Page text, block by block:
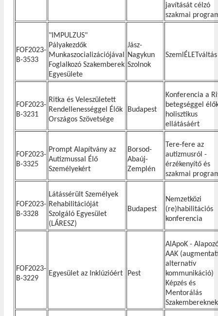
javítását célzó
szakmai
FOF2023-
B-3533
"IMPULZUS"
Pályakezdők
Munkaszocializációjával
Foglalkozó Szakemberek
Egyesülete
Jász-
Nagykun
Szolnok
SzemlÉLETváltás
FOF2023-
B-3231
Ritka és Veleszületett
Rendellenességgel Élők
Országos Szövetsége
Budapest
Konferencia a
betegséggel
holisztikus
ellátásáért
FOF2023-
B-3325
Prompt Alapítvány az
Autizmussal Élő
Személyekért
Borsod-
Abaúj-
Zemplén
Tere-fere az
autizmusról -
érzékenyítő és
szakmai
FOF2023-
B-3328
Látássérült Személyek
Rehabilitációját
Szolgáló Egyesület
(LÁRESZ)
Budapest
Nemzetközi
(re)habilitációs
konferencia
FOF2023-
B-3229
Egyesület az Inklúzióért Pest
AlApoK -
AAK
alternatív
kommunikáció)
Képzés és
Mentorálás
Szakembereknek